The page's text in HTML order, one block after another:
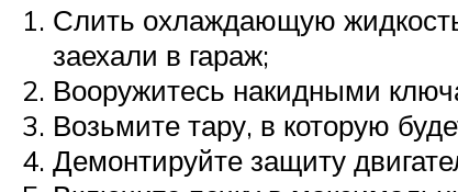
Слить охлаждающую
заехали в гараж;
Вооружитесь накидными
Возьмите тару, в которую
Демонтируйте защиту